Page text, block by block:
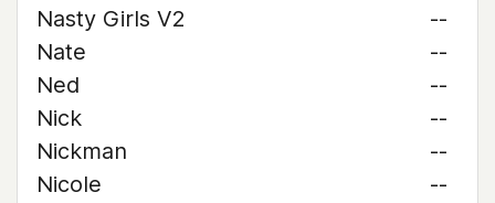
Nasty Girls V2
--
Nate
--
Ned
--
Nick
--
Nickman
--
Nicole
--